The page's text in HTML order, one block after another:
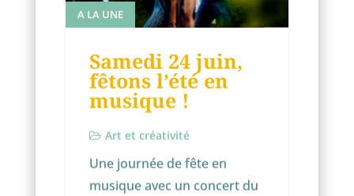
A LA UNE
Samedi 24 juin,
fêtons l’été en
musique !
Art et créativité
Une journée de fête en
musique avec un concert du